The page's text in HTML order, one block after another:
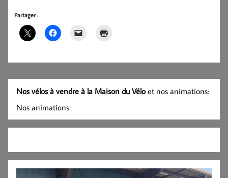
Partager :
Nos vélos à vendre à la Maison du Véloet nos animations:
Nos animations